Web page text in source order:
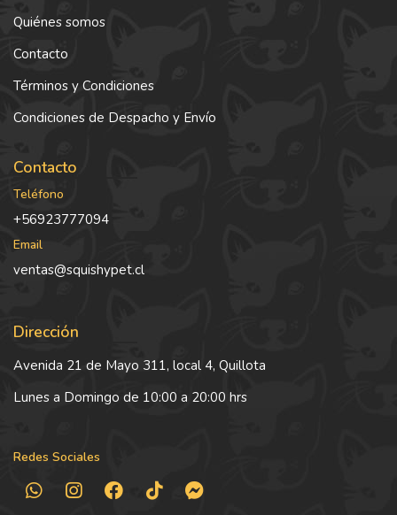
Quiénes somos
Contacto
Términos y Condiciones
Condiciones de Despacho y Envío
Contacto
Teléfono
+56923777094
Email
ventas@squishypet.cl
Dirección
Avenida 21 de Mayo 311, local 4, Quillota
Lunes a Domingo de 10:00 a 20:00 hrs
Redes Sociales